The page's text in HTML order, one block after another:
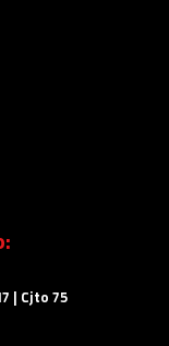
| Cjto 75